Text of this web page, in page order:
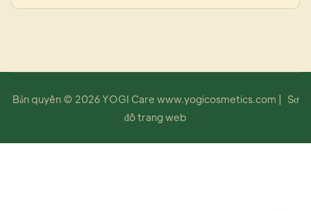
Bản quyền © 2026 YOGI Care www.yogicosmetics.com
Sơ
đồ trang web